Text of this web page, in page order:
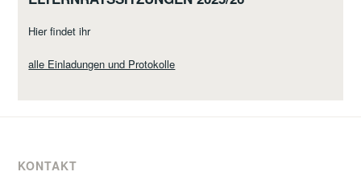
Hier findet ihr
alle Einladungen und Protokolle
KONTAKT